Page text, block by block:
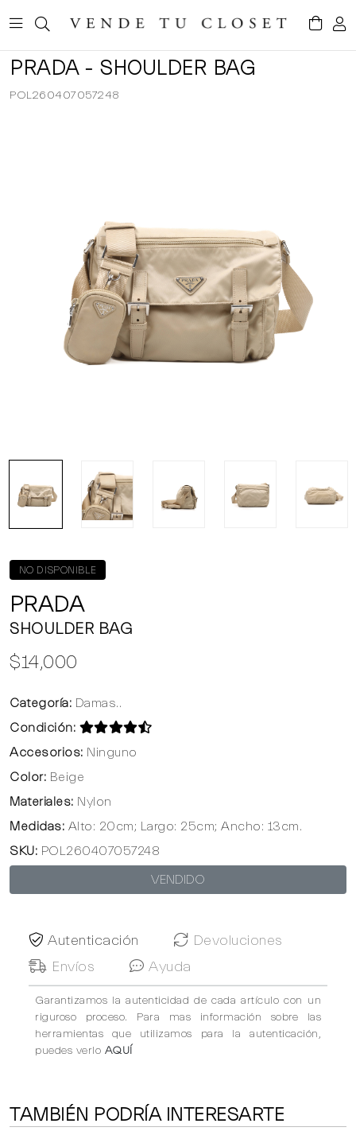
PRADA - SHOULDER BAG
POL260407057248
NO DISPONIBLE
PRADA
SHOULDER BAG
$14,000
Categoría: Damas..
Condición:
Accesorios: Ninguno
Color: Beige
Materiales: Nylon
Medidas: Alto: 20cm; Largo: 25cm; Ancho: 13cm.
SKU: POL260407057248
VENDIDO
Autenticación
Devoluciones
Envíos
Ayuda
Garantizamos la autenticidad de cada artículo con un
riguroso proceso. Para mas información sobre las
herramientas que utilizamos para la autenticación,
puedes verlo AQUÍ
TAMBIÉN PODRÍA INTERESARTE